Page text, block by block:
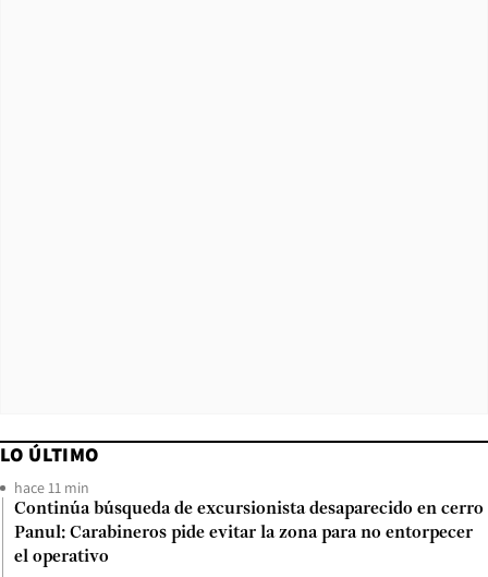
LO ÚLTIMO
hace 11 min
Continúa búsqueda de excursionista desaparecido en cerro
Panul: Carabineros pide evitar la zona para no entorpecer
el operativo